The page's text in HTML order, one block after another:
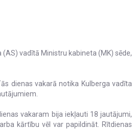
vadītā Ministru kabineta (MK) sēde,
dienas vakarā notika Kulberga vadīta
vakaram bija iekļauti 18 jautājumi,
kārtību vēl var papildināt. Rītdienas